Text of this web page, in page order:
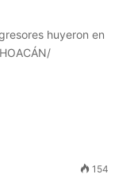
huyeron en
154